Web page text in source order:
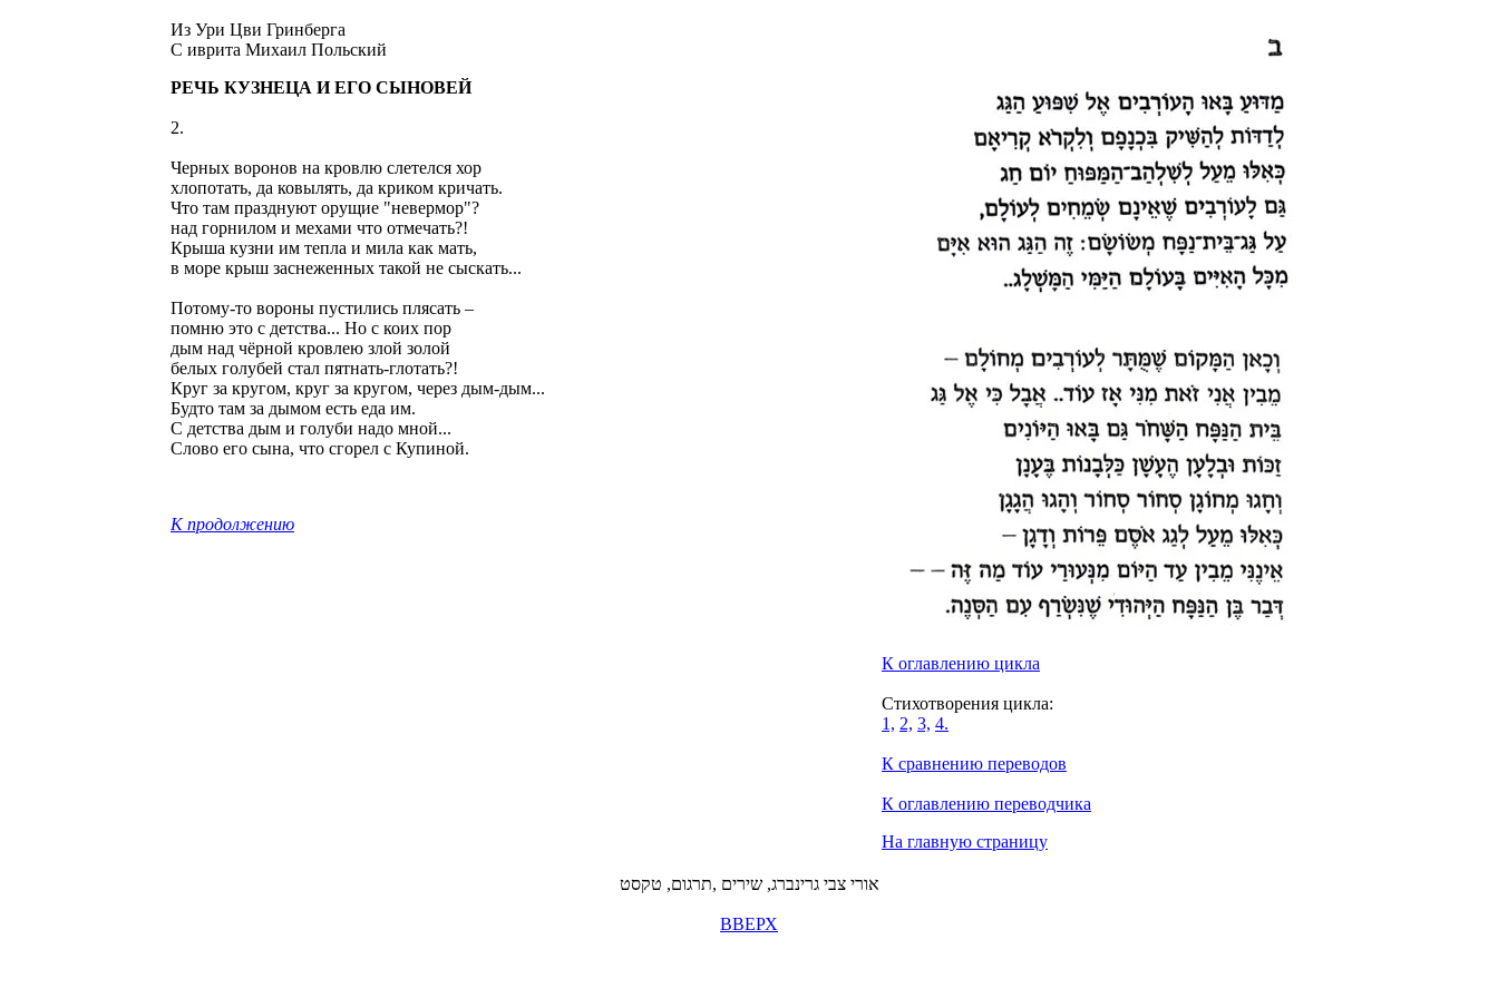
Из Ури Цви Гринберга
C иврита Михаил Польский
РЕЧЬ КУЗНЕЦА И ЕГО СЫНОВЕЙ
2.
Черных воронов на кровлю слетелся хор
хлопотать, да ковылять, да криком кричать.
Что там празднуют орущие "невермор"?
над горнилом и мехами что отмечать?!
Крыша кузни им тепла и мила как мать,
в море крыш заснеженных такой не сыскать...
Потому-то вороны пустились плясать –
помню это с детства... Но с коих пор
дым над чёрной кровлею злой золой
белых голубей стал пятнать-глотать?!
Круг за кругом, круг за кругом, через дым-дым...
Будто там за дымом есть еда им.
С детства дым и голуби надо мной...
Слово его сына, что сгорел с Купиной.
К продолжению
К оглавлению цикла
Стихотворения цикла:
1, 2, 3, 4.
К сравнению переводов
К оглавлению переводчика
На главную страницу
אורי צבי גרינברג, שירים ,תרגום, טקסט
ВВЕРХ